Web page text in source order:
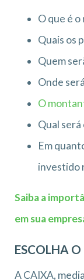
O que é
Quais os
Quem
Onde
O
Qual
Em
investido
Saiba a
em sua
ESCOLHA
A CAIXA,